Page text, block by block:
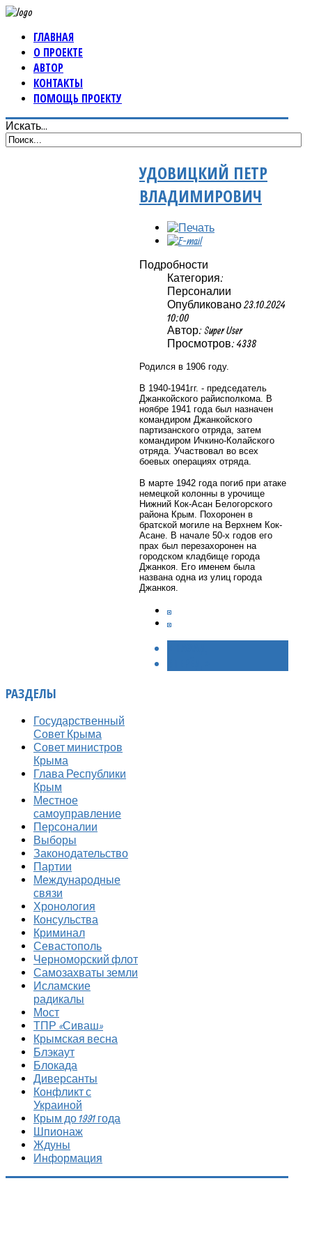
ГЛАВНАЯ
О ПРОЕКТЕ
АВТОР
КОНТАКТЫ
ПОМОЩЬ ПРОЕКТУ
Искать...
УДОВИЦКИЙ ПЕТР
ВЛАДИМИРОВИЧ
Подробности
Категория:
Персоналии
Опубликовано 23.10.2024
10:00
Автор: Super User
Просмотров: 4338
Родился в 1906 году.
В 1940-1941гг. - председатель
Джанкойского райисполкома. В
ноябре 1941 года был назначен
командиром Джанкойского
партизанского отряда, затем
командиром Ичкино-Колайского
отряда. Участвовал во всех
боевых операциях отряда.
В марте 1942 года погиб при атаке
немецкой колонны в урочище
Нижний Кок-Асан Белогорского
района Крым. Похоронен в
братской могиле на Верхнем Кок-
Асане. В начале 50-х годов его
прах был перезахоронен на
городском кладбище города
Джанкоя. Его именем была
названа одна из улиц города
Джанкоя.
РАЗДЕЛЫ
Государственный
Совет Крыма
Совет министров
Крыма
Глава Республики
Крым
Местное
самоуправление
Персоналии
Выборы
Законодательство
Партии
Международные
связи
Хронология
Консульства
Криминал
Севастополь
Черноморский флот
Самозахваты земли
Исламские
радикалы
Мост
ТПР «Сиваш»
Крымская весна
Блэкаут
Блокада
Диверсанты
Конфликт с
Украиной
Крым до 1991 года
Шпионаж
Ждуны
Информация